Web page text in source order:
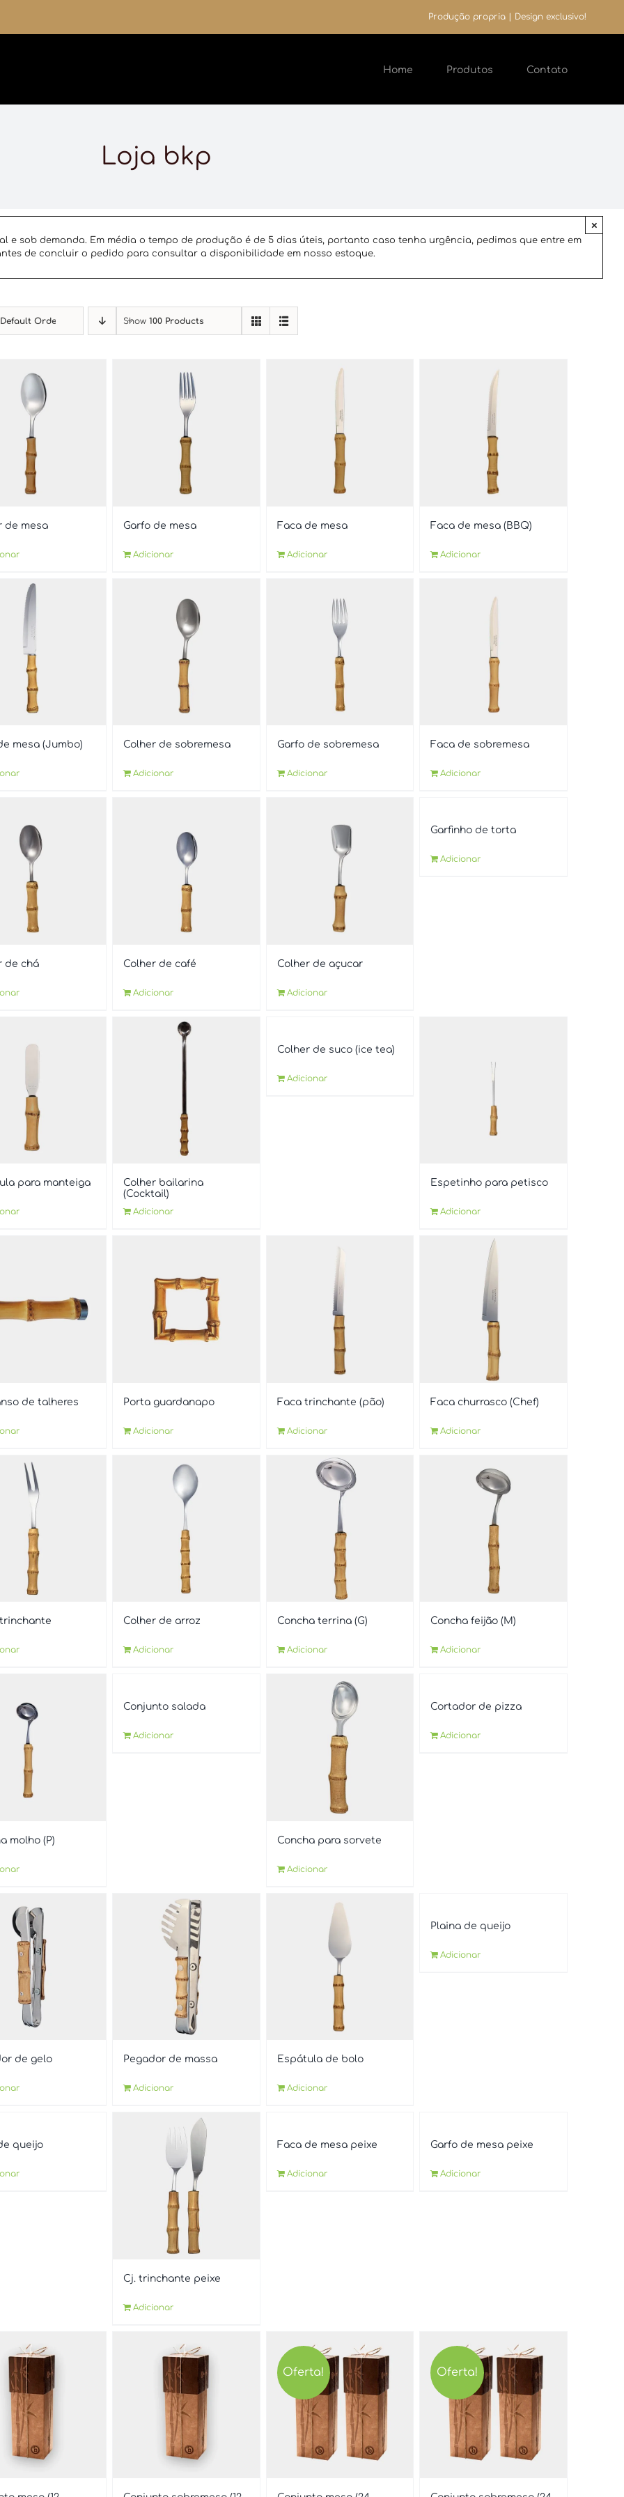
Produção propria | Design exclusivo!
Home Produtos Contato
Loja bkp
e sob demanda. Em média o tempo de produção é de 5 dias úteis, portanto caso tenha urgência, pedimos que entre em
de concluir o pedido para consultar a disponibilidade em nosso estoque.
×
Default Order Show100 Products
de mesa Garfo de mesa
Adicionar
Faca de mesa
Adicionar
Faca de mesa (BBQ)
Adicionar
mesa (Jumbo) Colher de sobremesa
Adicionar
Garfo de sobremesa
Adicionar
Faca de sobremesa
Adicionar
de chá Colher de café
Adicionar
Colher de açucar
Adicionar
Garfinho de torta
Adicionar
para manteiga
Colher bailarina
(Cocktail)
Adicionar
Colher de suco (ice tea)
Adicionar
Espetinho para petisco
Adicionar
de talheres Porta guardanapo
Adicionar
Faca trinchante (pão)
Adicionar
Faca churrasco (Chef)
Adicionar
Colher de arroz
Adicionar
Concha terrina (G)
Adicionar
Concha feijão (M)
Adicionar
molho (P)
Conjunto salada
Adicionar
Concha para sorvete
Adicionar
Cortador de pizza
Adicionar
de gelo Pegador de massa
Adicionar
Espátula de bolo
Adicionar
Plaina de queijo
Adicionar
queijo
Cj. trinchante peixe
Adicionar
Faca de mesa peixe
Adicionar
Garfo de mesa peixe
Adicionar
Oferta! Oferta!